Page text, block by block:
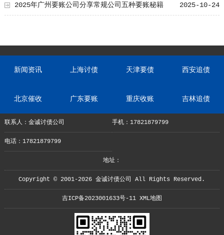
2025-10-24
2025年广州要账公司分享常规公司五种要账秘籍
新闻资讯 上海讨债 天津要债 西安追债
北京催收 广东要账 重庆收账 吉林追债
联系人：金诚讨债公司 手机：17821879799
电话：17821879799
地址：
Copyright © 2001-2026 金诚讨债公司 All Rights Reserved.
吉ICP备2023001633号-11 XML地图